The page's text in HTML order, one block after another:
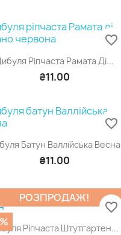
Ріпчаста Рамата Ді...
₴11.00
favorite_border
Батун Валлійська Весна
₴11.00
favorite_border
Ріпчаста Штутгартен...
РОЗПРОДАЖ!
favorite_border